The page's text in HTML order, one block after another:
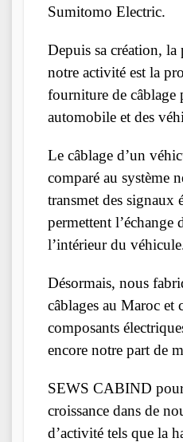
Sumitomo Electric.
Depuis sa création, la
notre activité est la
fourniture de câblage
automobile et des
Le câblage d’un
comparé au système
transmet des signaux
permettent l’échange
l’intérieur du
Désormais, nous
câblages au Maroc et
composants
encore notre part de
SEWS CABIND
croissance dans de
d’activité tels que la